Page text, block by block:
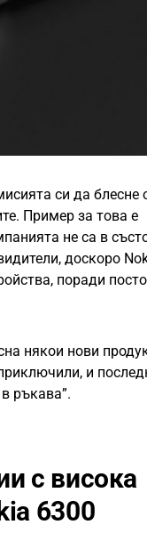
си да блесне
Пример за това е
не са в
доскоро
поради
някои нови
и
ръкава”.
с висока
6300